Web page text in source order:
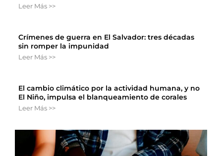
Leer Más >>
Crímenes de guerra en El Salvador: tres décadas
sin romper la impunidad
Leer Más >>
El cambio climático por la actividad humana, y no
El Niño, impulsa el blanqueamiento de corales
Leer Más >>